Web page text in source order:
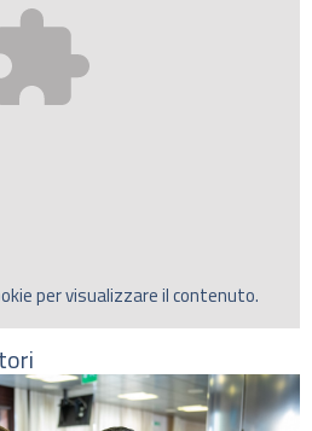
per visualizzare il contenuto.